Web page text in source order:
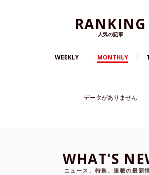
RANKING
人気の記事
WEEKLY MONTHLY
データがありません
WHAT'S
ニュース、特集、連載の最新